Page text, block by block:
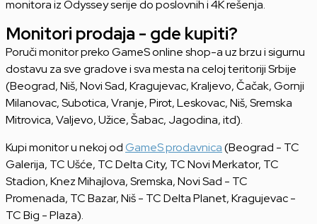
monitora iz Odyssey serije do poslovnih i 4K rešenja.
Monitori prodaja - gde kupiti?
Poruči monitor preko GameS online shop-a uz brzu i sigurnu
dostavu za sve gradove i sva mesta na celoj teritoriji Srbije
(Beograd, Niš, Novi Sad, Kragujevac, Kraljevo, Čačak, Gornji
Milanovac, Subotica, Vranje, Pirot, Leskovac, Niš, Sremska
Mitrovica, Valjevo, Užice, Šabac, Jagodina, itd).
Kupi monitor u nekoj odGameS prodavnica(Beograd - TC
Galerija, TC Ušće, TC Delta City, TC Novi Merkator, TC
Stadion, Knez Mihajlova, Sremska, Novi Sad - TC
Promenada, TC Bazar, Niš - TC Delta Planet, Kragujevac -
TC Big - Plaza).